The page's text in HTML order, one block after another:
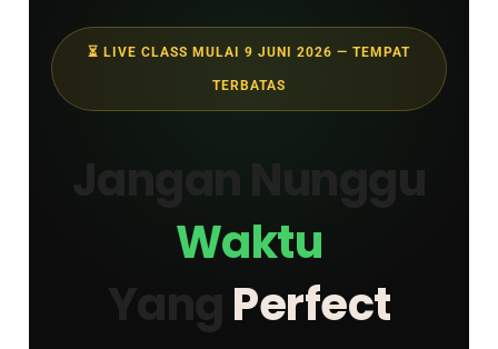
⏳ LIVE CLASS MULAI 9 JUNI 2026 — TEMPAT
TERBATAS
Waktu
Perfect